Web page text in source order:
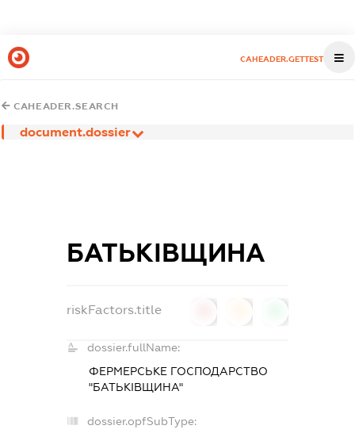
CAHEADER.GETTEST
CAHEADER.SEARCH
document.dossier
БАТЬКІВЩИНА
riskFactors.title
dossier.fullName:
ФЕРМЕРСЬКЕ ГОСПОДАРСТВО
"БАТЬКІВЩИНА"
dossier.opfSubType: